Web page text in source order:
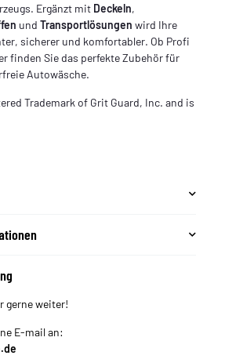
Ergänzt mit Deckeln,
undTransportlösungen wird Ihre
sicherer und komfortabler. Ob Profi
finden Sie das perfekte Zubehör für
Autowäsche.
Trademark of Grit Guard, Inc. and is
gerne weiter!
E-mail an: